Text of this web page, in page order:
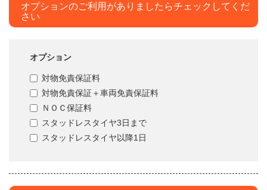
オプションのご利用がありましたらチェックしてくだ
さい
オプション
対物免責保証料
対物免責保証＋車両免責保証料
ＮＯＣ保証料
スタッドレスタイヤ3日まで
スタッドレスタイヤ以降1日